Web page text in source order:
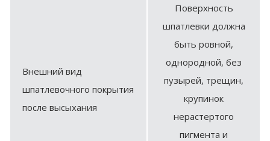
Внешний вид
шпатлевочного покрытия
после высыхания
Поверхность
шпатлевки должна
быть ровной,
однородной, без
пузырей, трещин,
крупинок
нерастертого
пигмента и